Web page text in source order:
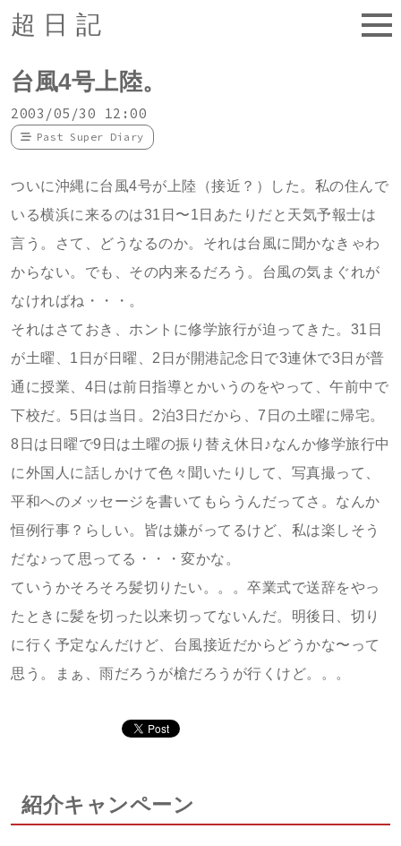
超日記
台風4号上陸。
2003/05/30 12:00
Past Super Diary
ついに沖縄に台風4号が上陸（接近？）した。私の住んで
いる横浜に来るのは31日〜1日あたりだと天気予報士は
言う。さて、どうなるのか。それは台風に聞かなきゃわ
からない。でも、その内来るだろう。台風の気まぐれが
なければね・・・。
それはさておき、ホントに修学旅行が迫ってきた。31日
が土曜、1日が日曜、2日が開港記念日で3連休で3日が普
通に授業、4日は前日指導とかいうのをやって、午前中で
下校だ。5日は当日。2泊3日だから、7日の土曜に帰宅。
8日は日曜で9日は土曜の振り替え休日♪なんか修学旅行中
に外国人に話しかけて色々聞いたりして、写真撮って、
平和へのメッセージを書いてもらうんだってさ。なんか
恒例行事？らしい。皆は嫌がってるけど、私は楽しそう
だな♪って思ってる・・・変かな。
ていうかそろそろ髪切りたい。。。卒業式で送辞をやっ
たときに髪を切った以来切ってないんだ。明後日、切り
に行く予定なんだけど、台風接近だからどうかな〜って
思う。まぁ、雨だろうが槍だろうが行くけど。。。
紹介キャンペーン